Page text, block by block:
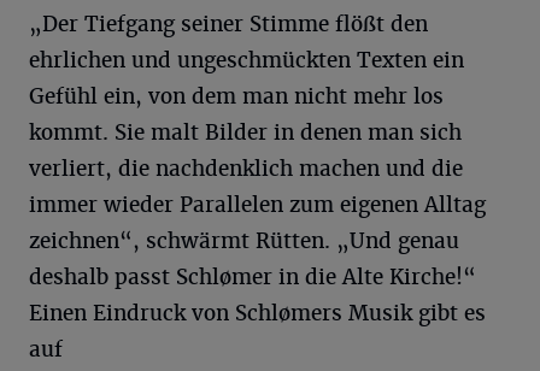
„Der Tiefgang seiner Stimme flößt den
ehrlichen und ungeschmückten Texten ein
Gefühl ein, von dem man nicht mehr los
kommt. Sie malt Bilder in denen man sich
verliert, die nachdenklich machen und die
immer wieder Parallelen zum eigenen Alltag
zeichnen“, schwärmt Rütten. „Und genau
deshalb passt Schlømer in die Alte Kirche!“
Einen Eindruck von Schlømers Musik gibt es
auf